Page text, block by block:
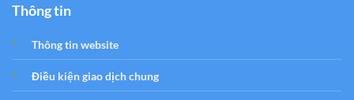
Thông tin
Thông tin website
Điều kiện giao dịch chung